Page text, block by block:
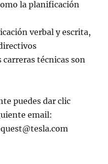
la planificación
verbal y escrita,
técnicas son
puedes dar clic
email: